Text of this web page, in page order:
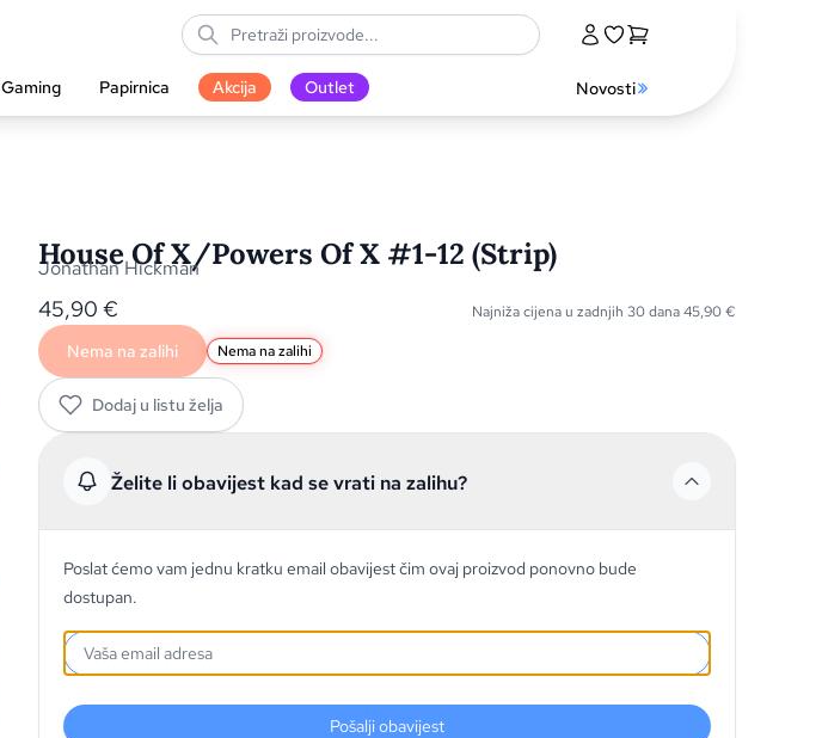
Gaming Papirnica Akcija Outlet Novosti
House Of X/Powers Of X #1-12 (Strip)
Jonathan Hickman
45,90 € Najniža cijena u zadnjih 30 dana45,90€
Nema na zalihi Nema na zalihi
Dodaj u listu želja
Želite li obavijest kad se vrati na zalihu?
Poslat ćemo vam jednu kratku email obavijest čim ovaj proizvod ponovno bude
dostupan.
Pošalji obavijest